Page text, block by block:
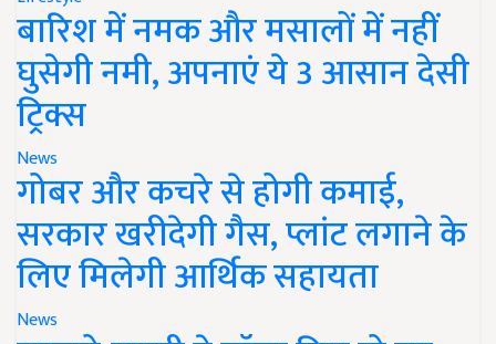
बारिश में नमक और मसालों में नहीं
घुसेगी नमी, अपनाएं ये 3 आसान देसी
ट्रिक्स
News
गोबर और कचरे से होगी कमाई,
सरकार खरीदेगी गैस, प्लांट लगाने के
लिए मिलेगी आर्थिक सहायता
News